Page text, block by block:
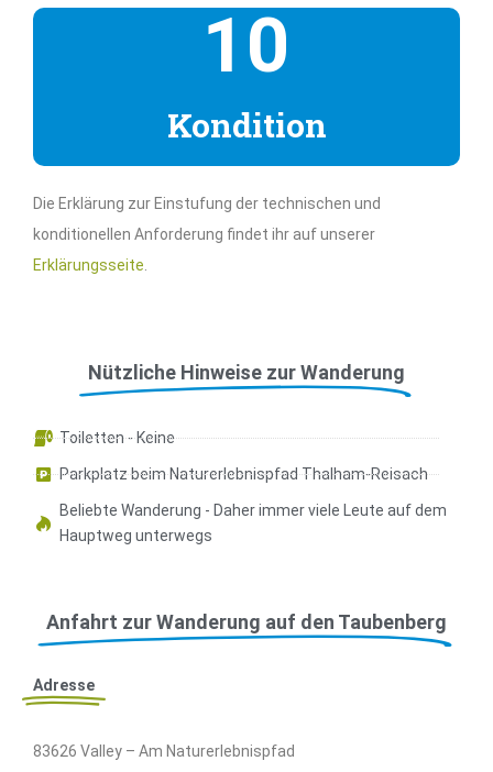
Kondition
10
Die Erklärung zur Einstufung der technischen und
konditionellen Anforderung findet ihr auf unserer
Erklärungsseite.
Nützliche Hinweise zur Wanderung
Toiletten - Keine
Parkplatz beim Naturerlebnispfad Thalham-Reisach
Beliebte Wanderung - Daher immer viele Leute auf dem
Hauptweg unterwegs
Anfahrt zur Wanderung auf den Taubenberg
Adresse
83626 Valley – Am Naturerlebnispfad